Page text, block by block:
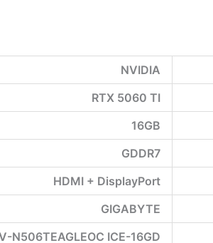
NVIDIA
RTX 5060 TI
16GB
GDDR7
HDMI + DisplayPort
GIGABYTE
N506TEAGLEOC ICE-16GD